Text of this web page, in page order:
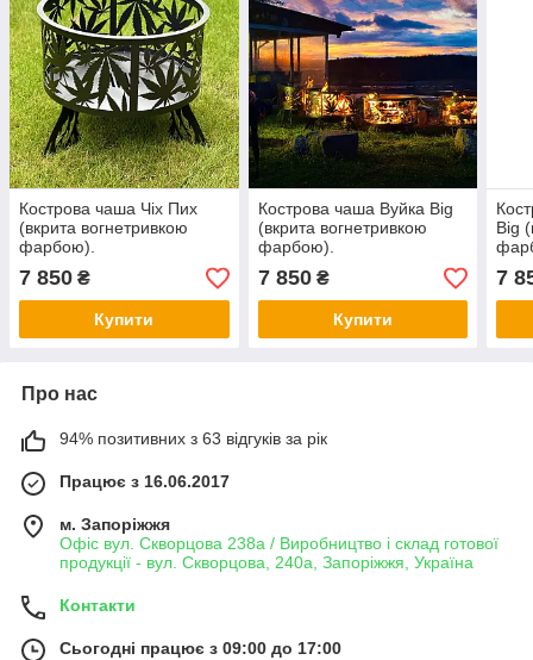
Кострова чаша Чіх Пих
(вкрита вогнетривкою
фарбою).
7 850 ₴
Купити
Кострова чаша Вуйка Big
(вкрита вогнетривкою
фарбою).
7 850₴
Купити
Big
7
Про нас
94% позитивних з 63 відгуків за рік
Працює з 16.06.2017
м. Запоріжжя
Офіс вул. Скворцова 238а / Виробництво і склад готової
продукції - вул. Скворцова, 240а, Запоріжжя, Україна
Контакти
Сьогодні працює з 09:00 до 17:00